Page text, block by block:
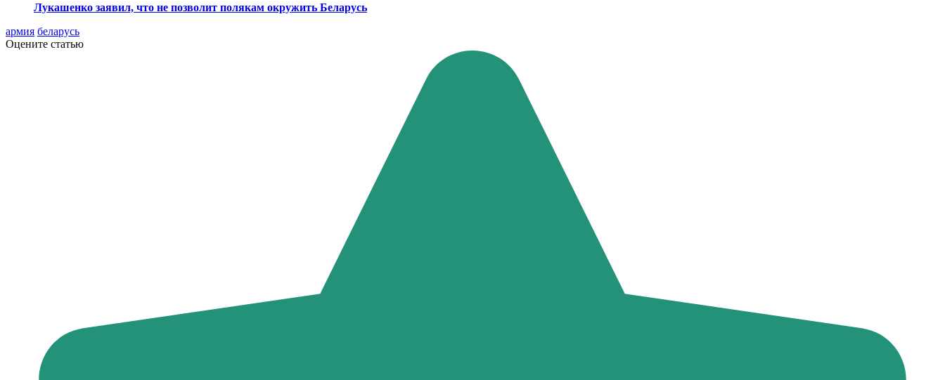
Лукашенко заявил, что не позволит полякам окружить Беларусь
армия беларусь
Оцените статью